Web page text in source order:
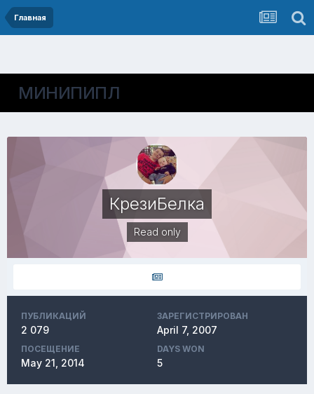
Главная
МИНИПИПЛ
КрезиБелка
Read only
ПУБЛИКАЦИЙ
2 079
ЗАРЕГИСТРИРОВАН
April 7, 2007
ПОСЕЩЕНИЕ
May 21, 2014
DAYS WON
5